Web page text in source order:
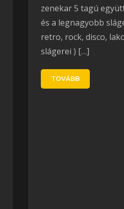
zenekar 5 tagú
és a legnagyobb
retro, rock, disco,
slágerei ) […]
TOVÁBB